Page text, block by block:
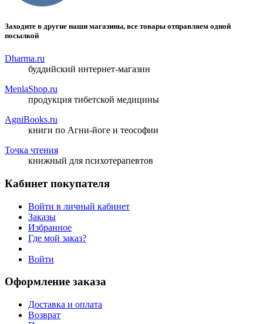
Заходите в другие наши магазины, все товары отправляем одной
посылкой
Dharma.ru
буддийский интернет-магазин
MenlaShop.ru
продукция тибетской медицины
AgniBooks.ru
книги по Агни-йоге и теософии
Точка чтения
книжный для психотерапевтов
Кабинет покупателя
Войти в личный кабинет
Заказы
Избранное
Где мой заказ?
Войти
Оформление заказа
Доставка и оплата
Возврат